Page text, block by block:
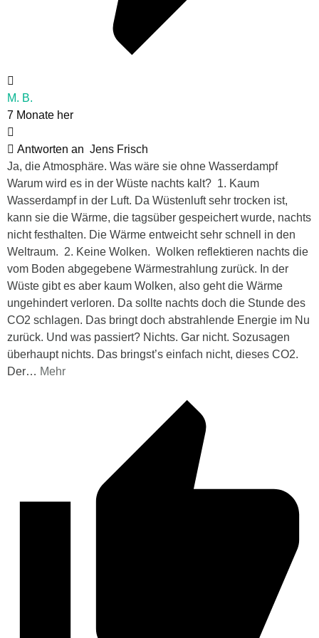
M. B.
7 Monate her
Antworten an Jens Frisch
Ja, die Atmosphäre. Was wäre sie ohne Wasserdampf
Warum wird es in der Wüste nachts kalt? 1. Kaum
Wasserdampf in der Luft. Da Wüstenluft sehr trocken ist,
kann sie die Wärme, die tagsüber gespeichert wurde, nachts
nicht festhalten. Die Wärme entweicht sehr schnell in den
Weltraum. 2. Keine Wolken. Wolken reflektieren nachts die
vom Boden abgegebene Wärmestrahlung zurück. In der
Wüste gibt es aber kaum Wolken, also geht die Wärme
ungehindert verloren. Da sollte nachts doch die Stunde des
CO2 schlagen. Das bringt doch abstrahlende Energie im Nu
zurück. Und was passiert? Nichts. Gar nicht. Sozusagen
überhaupt nichts. Das bringst’s einfach nicht, dieses CO2.
Der… Mehr